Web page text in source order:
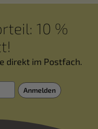
10 %
direkt im Postfach.
Anmelden